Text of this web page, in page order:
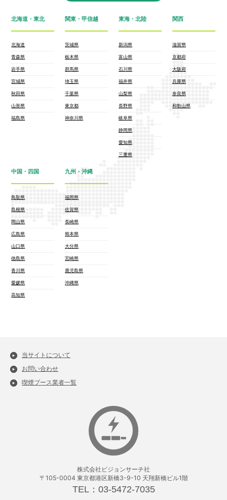
北海道・東北
北海道
青森県
岩手県
宮城県
秋田県
山形県
福島県
関東・甲信越
茨城県
栃木県
群馬県
埼玉県
千葉県
東京都
神奈川県
東海・北陸
新潟県
富山県
石川県
福井県
山梨県
長野県
岐阜県
静岡県
愛知県
三重県
関西
滋賀県
京都府
大阪府
兵庫県
奈良県
和歌山県
中国・四国
鳥取県
島根県
岡山県
広島県
山口県
徳島県
香川県
愛媛県
高知県
九州・沖縄
福岡県
佐賀県
長崎県
熊本県
大分県
宮崎県
鹿児島県
沖縄県
当サイトについて
お問い合わせ
喫煙ブース業者一覧
株式会社ビジョンサーチ社
〒105-0004 東京都港区新橋3-9-10 天翔新橋ビル1階
TEL：03-5472-7035